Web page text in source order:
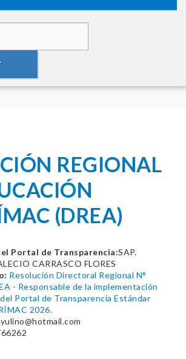
REGIONAL
(DREA)
Portal de Transparencia:SAP.
CARRASCO FLORES
Resolución Directoral Regional N°
- Responsable de la implementación
Portal de Transparencia Estándar
2026.